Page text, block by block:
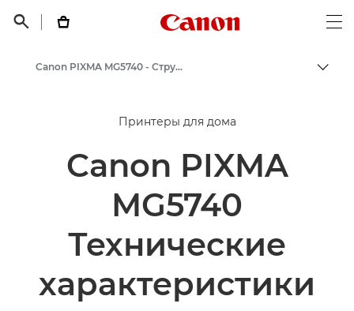
 
Canon Logo, back
Принтеры Canon
Canon PIXMA MG5740 - Струйные фотопринтеры
Принтеры для дома
Canon PIXMA
MG5740
Технические
характеристики